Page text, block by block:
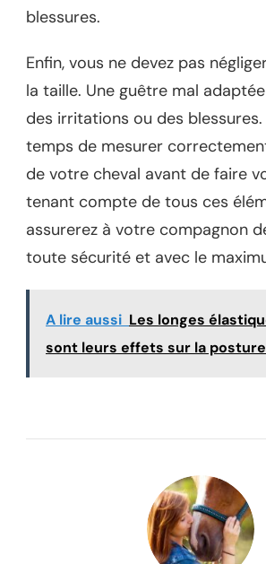
blessures.
Enfin, vous ne devez pas
la taille. Une guêtre mal
des irritations ou des blessures.
temps de mesurer
de votre cheval avant de faire
tenant compte de tous ces
assurerez à votre compagnon
toute sécurité et avec le
A lire aussi Les longes
sont leurs effets sur la